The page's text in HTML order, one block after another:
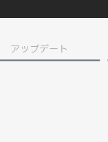
アップデート